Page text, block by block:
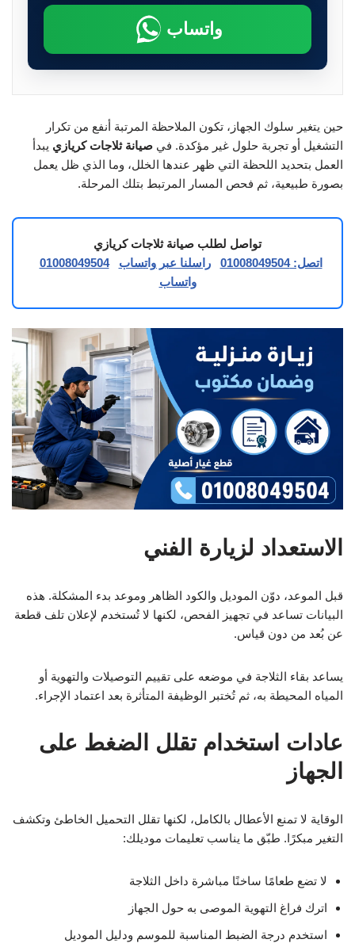
واتساب
حين يتغير سلوك الجهاز، تكون الملاحظة المرتبة أنفع من تكرار
التشغيل أو تجربة حلول غير مؤكدة. في صيانة ثلاجات كريازي يبدأ
العمل بتحديد اللحظة التي ظهر عندها الخلل، وما الذي ظل يعمل
بصورة طبيعية، ثم فحص المسار المرتبط بتلك المرحلة.
تواصل لطلب صيانة ثلاجات كريازي
اتصل: 01008049504
راسلنا عبر واتساب
01008049504
واتساب
الاستعداد لزيارة الفني
قبل الموعد، دوّن الموديل والكود الظاهر وموعد بدء المشكلة. هذه
البيانات تساعد في تجهيز الفحص، لكنها لا تُستخدم لإعلان تلف قطعة
عن بُعد من دون قياس.
يساعد بقاء الثلاجة في موضعه على تقييم التوصيلات والتهوية أو
المياه المحيطة به، ثم تُختبر الوظيفة المتأثرة بعد اعتماد الإجراء.
عادات استخدام تقلل الضغط على
الجهاز
الوقاية لا تمنع الأعطال بالكامل، لكنها تقلل التحميل الخاطئ وتكشف
التغير مبكرًا. طبّق ما يناسب تعليمات موديلك:
لا تضع طعامًا ساخنًا مباشرة داخل الثلاجة
اترك فراغ التهوية الموصى به حول الجهاز
استخدم درجة الضبط المناسبة للموسم ودليل الموديل